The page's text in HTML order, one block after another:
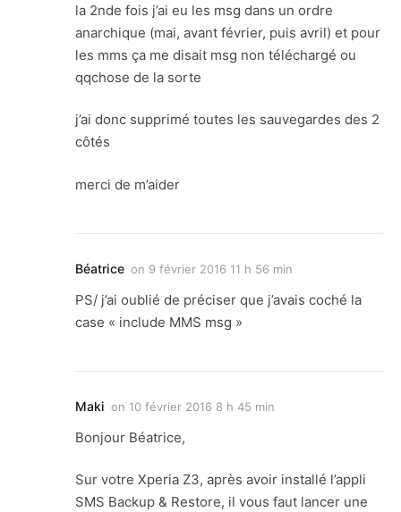
la 2nde fois j’ai eu les msg dans un ordre
anarchique (mai, avant février, puis avril) et pour
les mms ça me disait msg non téléchargé ou
qqchose de la sorte
j’ai donc supprimé toutes les sauvegardes des 2
côtés
merci de m’aider
Béatrice on 9 février 2016 11 h 56 min
PS/ j’ai oublié de préciser que j’avais coché la
case « include MMS msg »
Maki on 10 février 2016 8 h 45 min
Bonjour Béatrice,
Sur votre Xperia Z3, après avoir installé l’appli
SMS Backup & Restore, il vous faut lancer une